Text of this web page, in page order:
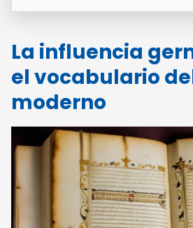
La influencia
el vocabulario
moderno